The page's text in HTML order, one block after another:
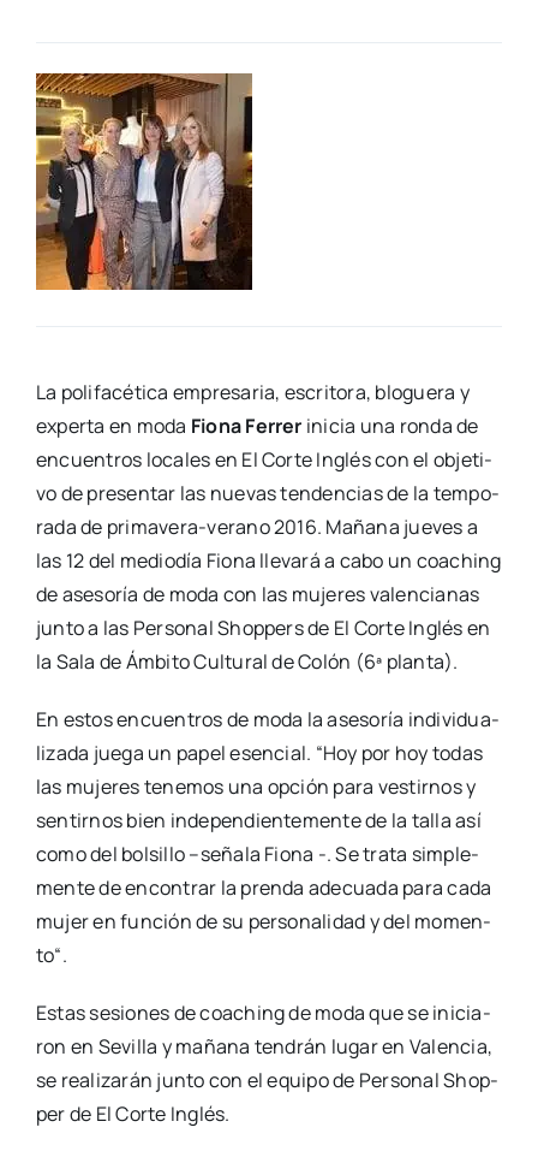
La poli­fa­cé­ti­ca empre­sa­ria, escri­to­ra, blo­gue­ra y
exper­ta en moda Fio­na Ferrer ini­cia una ron­da de
encuen­tros loca­les en El Cor­te Inglés con el obje­ti­
vo de pre­sen­tar las nue­vas ten­den­cias de la tem­po­
ra­da de pri­­ma­­ve­­ra-verano 2016. Maña­na jue­ves a
las 12 del medio­día Fio­na lle­va­rá a cabo un coaching
de ase­so­ría de moda con las muje­res valen­cia­nas
jun­to a las Per­so­nal Shop­pers de El Cor­te Inglés en
la Sala de Ámbi­to Cul­tu­ral de Colón (6ª plan­ta).
En estos encuen­tros de moda la ase­so­ría indi­vi­dua­
li­za­da jue­ga un papel esen­cial. “Hoy por hoy todas
las muje­res tene­mos una opción para ves­tir­nos y
sen­tir­nos bien inde­pen­dien­te­men­te de la talla así
como del bol­si­llo –seña­la Fio­na -. Se tra­ta sim­ple­
men­te de encon­trar la pren­da ade­cua­da para cada
mujer en fun­ción de su per­so­na­li­dad y del momen­
to“.
Estas sesio­nes de coaching de moda que se ini­cia­
ron en Sevi­lla y maña­na ten­drán lugar en Valen­cia,
se rea­li­za­rán jun­to con el equi­po de Per­so­nal Shop­
per de El Cor­te Inglés.